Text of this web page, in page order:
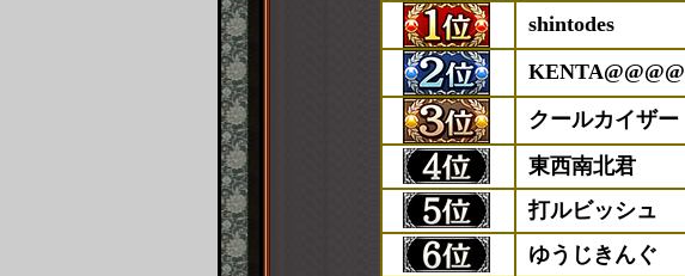
shintodes
KENTA@@@@
クールカイザー
東西南北君
打ルビッシュ
ゆうじきんぐ